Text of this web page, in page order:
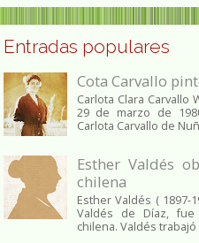
Entradas populares
Cota Carvallo
Carlota Clara Carvallo
29 de marzo de
Carlota Carvallo de
Esther Valdés
chilena
Esther Valdés ( 1897-
Valdés de Díaz,
chilena. Valdés trabajó